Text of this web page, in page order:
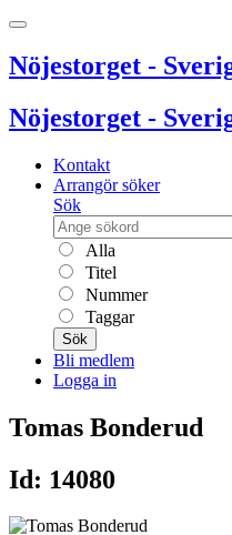
Nöjestorget -
Nöjestorget -
Kontakt
Arrangör söker
Sök
Alla
Titel
Nummer
Taggar
Sök
Bli medlem
Logga in
Tomas Bonderud
Id: 14080